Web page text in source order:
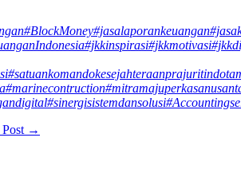
#BlockMoney#jasalaporankeuangan
#jkkinspirasi#jkkmotivasi
#marinecontruction
#sinergisistemdansolusi
Post →